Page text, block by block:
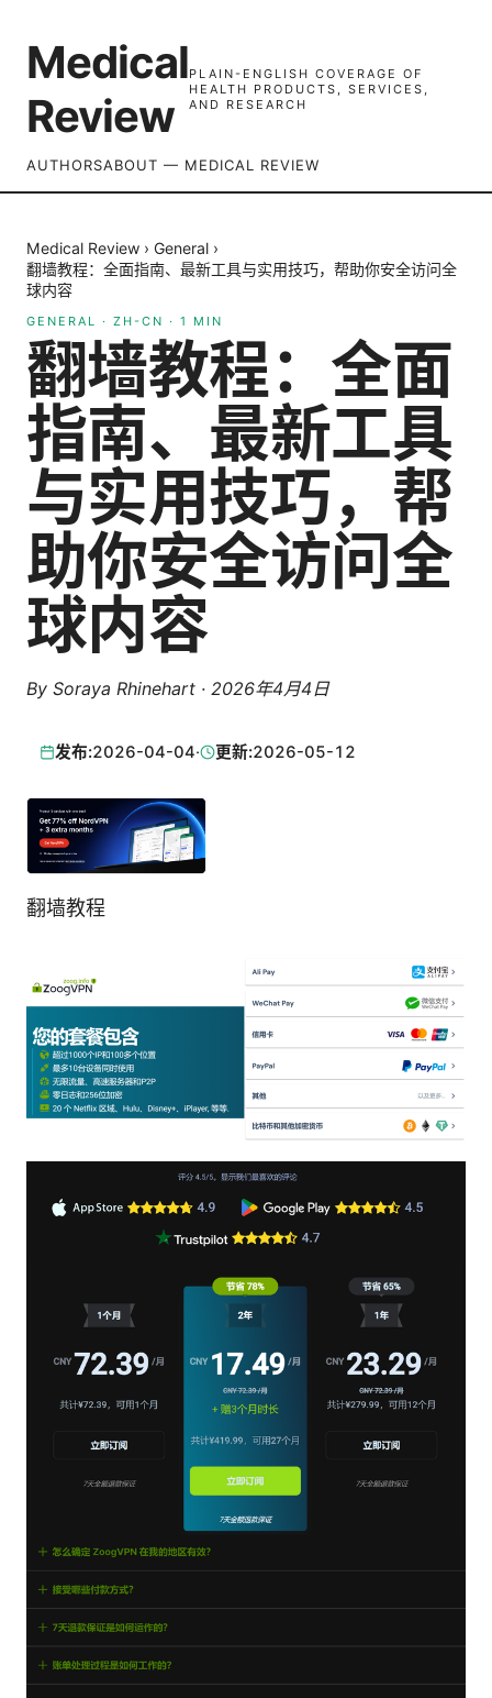
Medical
Review
PLAIN-ENGLISH COVERAGE OF
HEALTH PRODUCTS, SERVICES,
AND RESEARCH
AUTHORSABOUT — MEDICAL REVIEW
Medical Review › General ›
翻墙教程：全面指南、最新工具与实用技巧，帮助你安全访问全
球内容
GENERAL · ZH-CN · 1 MIN
翻墙教程：全面
指南、最新工具
与实用技巧，帮
助你安全访问全
球内容
By Soraya Rhinehart · 2026年4月4日
发布:2026-04-04· 更新:2026-05-12
翻墙教程